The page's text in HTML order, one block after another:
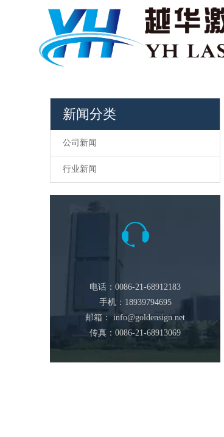
新闻分类
公司新闻
行业新闻
电话：0086-21-68912183
手机：18939794695
邮箱： info@goldensign.net
传真：0086-21-68913069